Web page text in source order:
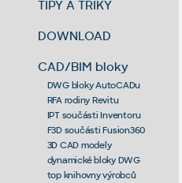
TIPY A TRIKY
DOWNLOAD
CAD/BIM bloky
DWG bloky AutoCADu
RFA rodiny Revitu
IPT součásti Inventoru
F3D součásti Fusion360
3D CAD modely
dynamické bloky DWG
top knihovny výrobců